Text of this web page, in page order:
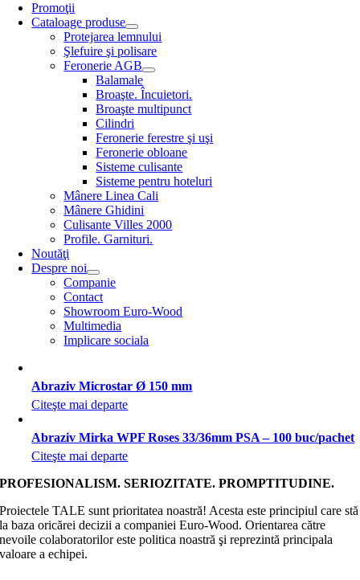
Promoţii
Cataloage produse
Protejarea lemnului
Şlefuire şi polisare
Feronerie AGB
Balamale
Broaşte. Încuietori.
Broaşte multipunct
Cilindri
Feronerie ferestre şi uşi
Feronerie obloane
Sisteme culisante
Sisteme pentru hoteluri
Mânere Linea Cali
Mânere Ghidini
Culisante Villes 2000
Profile. Garnituri.
Noutăţi
Despre noi
Companie
Contact
Showroom Euro-Wood
Multimedia
Implicare sociala
Abraziv Microstar Ø 150 mm
Citeşte mai departe
Abraziv Mirka WPF Roses 33/36mm PSA – 100 buc/pachet
Citeşte mai departe
PROFESIONALISM. SERIOZITATE. PROMPTITUDINE.
Proiectele TALE sunt prioritatea noastră! Acesta este principiul care stă
la baza oricărei decizii a companiei Euro-Wood. Orientarea către
nevoile colaboratorilor este politica noastră şi reprezintă principala
valoare a echipei.